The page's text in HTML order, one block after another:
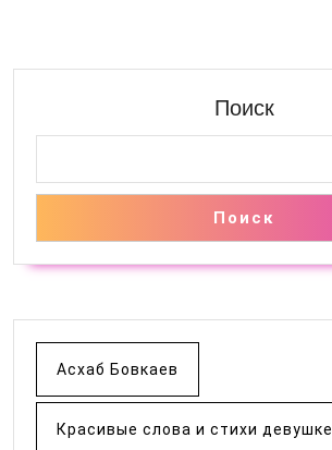
Поиск
Поиск
Асхаб Бовкаев
Красивые слова и стихи девушке